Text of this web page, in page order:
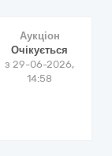
Аукціон
Очікується
з29-06-2026,
14:58